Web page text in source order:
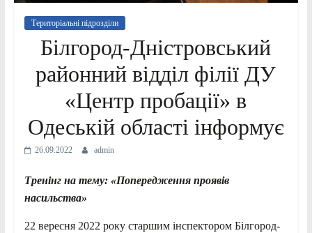
Територіальні підрозділи
Білгород-Дністровський
районний відділ філії ДУ
«Центр пробації» в
Одеській області інформує
26.09.2022 admin
Тренінг на тему: «Попередження проявів
насильства»
22 вересня 2022 року старшим інспектором Білгород-